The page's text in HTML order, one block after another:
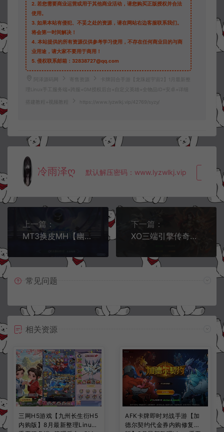
2. 若您需要商业运营或用于其他商业活动，请您购买正版授权并合法
使用。
3. 如果本站有侵犯、不妥之处的资源，请在网站右边客服联系我们。
将会第一时间解决！
4. 本站提供的所有资源仅供参考学习使用，不存在任何商业目的与商
业用途，请大家不要用于商用！
5. 侵权联系邮箱：32838727@qq.com
阿泽源码网 寄售资源
卡牌回合手游【龙珠超宇宙2】1月最新整
理Linux手工服务端+跨服+GM授权后台+自定义英雄+全物品ID+安卓+详细
搭建教程+视频教程 https://www.lyzwlkj.vip/42769/syzy/
冷雨泽ღ 默认解压密码：www.lyzwlkj.vip 复
上一篇：
MT3换皮MH【幽魂突破之美少女成长记尊享挂机版】1月最新整理Linux手工服务端+源码+新管理后台+安卓苹果双端+详细搭建教程+视频教程
下一篇：
XO三端引擎传奇手游【1.76黄金辉煌传奇极品最新版】1月最新整理Win一键服务端+PC安卓苹果+详细搭建教程+视频教程
常见问题
相关资源
三网H5游戏【九州长生衍H5
内购版】8月最新整理Linux
AFK卡牌即时对战手游【加
德尔契约代金券内购修复